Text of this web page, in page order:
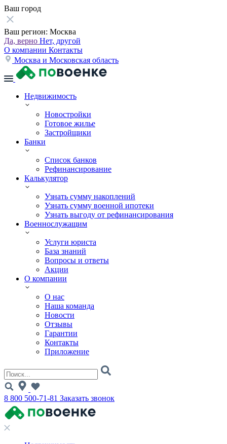
Ваш город
Ваш регион: Москва
Да, верно Нет, другой
О компании Контакты
Москва и Московская область
Недвижимость
Новостройки
Готовое жилье
Застройщики
Банки
Список банков
Рефинансирование
Калькулятор
Узнать сумму накоплений
Узнать сумму военной ипотеки
Узнать выгоду от рефинансирования
Военнослужащим
Услуги юриста
База знаний
Вопросы и ответы
Акции
О компании
О нас
Наша команда
Новости
Отзывы
Гарантии
Контакты
Приложение
8 800 500-71-81 Заказать звонок